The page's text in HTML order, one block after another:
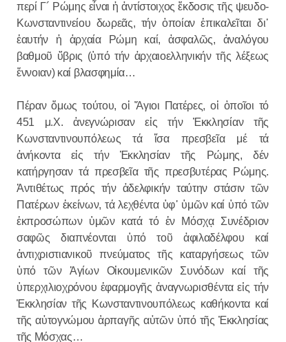
περί Γ´ Ρώμης εἶναι ἡ ἀντίστοιχος ἔκδοσις τῆς ψευδο-
Κωνσταντινείου δωρεᾶς, τήν ὁποίαν ἐπικαλεῖται δι᾿
ἑαυτήν ἡ ἀρχαία Ρώμη καί, ἀσφαλῶς, ἀναλόγου
βαθμοῦ ὕβρις (ὑπό τήν ἀρχαιοελληνικήν τῆς λέξεως
ἔννοιαν) καί βλασφημία…
Πέραν ὅμως τούτου, οἱ Ἅγιοι Πατέρες, οἱ ὁποῖοι τό
451 μ.Χ. ἀνεγνώρισαν εἰς τήν Ἐκκλησίαν τῆς
Κωνσταντινουπόλεως τά ἴσα πρεσβεῖα μέ τά
ἀνήκοντα εἰς τήν Ἐκκλησίαν τῆς Ρώμης, δέν
κατήργησαν τά πρεσβεῖα τῆς πρεσβυτέρας Ρώμης.
Ἀντιθέτως πρός τήν ἀδελφικήν ταύτην στάσιν τῶν
Πατέρων ἐκείνων, τά λεχθέντα ὑφ᾽ ὑμῶν καί ὑπό τῶν
ἐκπροσώπων ὑμῶν κατά τό ἐν Μόσχᾳ Συνέδριον
σαφῶς διαπνέονται ὑπό τοῦ ἀφιλαδέλφου καί
ἀντιχριστιανικοῦ πνεύματος τῆς καταργήσεως τῶν
ὑπό τῶν Ἁγίων Οἰκουμενικῶν Συνόδων καί τῆς
ὑπερχιλιοχρόνου ἐφαρμογῆς ἀναγνωρισθέντα εἰς τήν
Ἐκκλησίαν τῆς Κωνσταντινουπόλεως καθήκοντα καί
τῆς αὐτογνώμου ἁρπαγῆς αὐτῶν ὑπό τῆς Ἐκκλησίας
τῆς Μόσχας…